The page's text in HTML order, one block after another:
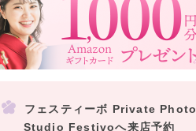
フェスティーボ Private Photo
Studio Festivoへ来店予約